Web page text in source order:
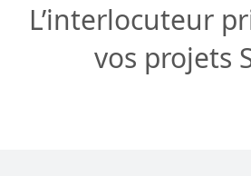
L’interlocuteur
vos projets